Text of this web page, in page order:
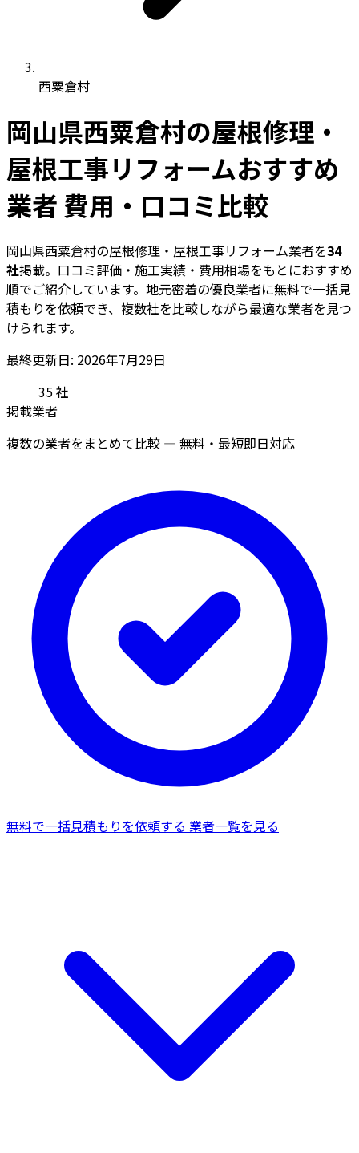
西粟倉村
岡山県西粟倉村の屋根修理・
屋根工事リフォームおすすめ
業者 費用・口コミ比較
岡山県西粟倉村の屋根修理・屋根工事リフォーム業者を34
社掲載。口コミ評価・施工実績・費用相場をもとにおすすめ
順でご紹介しています。地元密着の優良業者に無料で一括見
積もりを依頼でき、複数社を比較しながら最適な業者を見つ
けられます。
最終更新日: 2026年7月29日
35社
掲載業者
複数の業者をまとめて比較 — 無料・最短即日対応
無料で一括見積もりを依頼する 業者一覧を見る